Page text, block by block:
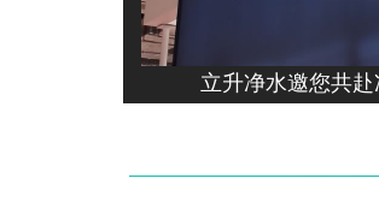
立升净水邀您共